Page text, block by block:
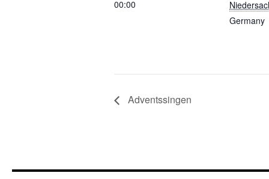
00:00
Germany
Adventssingen